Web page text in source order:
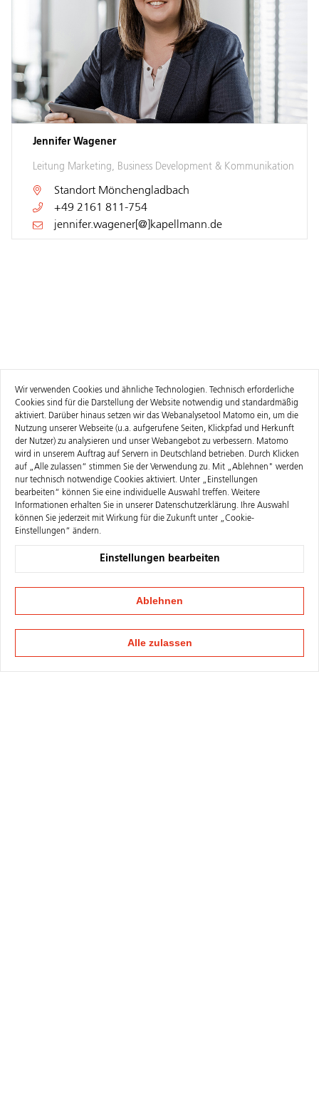
Jennifer Wagener
Leitung Marketing, Business Development & Kommunikation
Standort Mönchengladbach
+49 2161 811-754
jennifer.wagener[@]kapellmann.de
Wir verwenden Cookies und ähnliche Technologien. Technisch erforderliche
Cookies sind für die Darstellung der Website notwendig und standardmäßig
aktiviert. Darüber hinaus setzen wir das Webanalysetool Matomo ein, um die
Nutzung unserer Webseite (u.a. aufgerufene Seiten, Klickpfad und Herkunft
der Nutzer) zu analysieren und unser Webangebot zu verbessern. Matomo
wird in unserem Auftrag auf Servern in Deutschland betrieben. Durch Klicken
auf „Alle zulassen“ stimmen Sie der Verwendung zu. Mit „Ablehnen" werden
nur technisch notwendige Cookies aktiviert. Unter „Einstellungen
bearbeiten“ können Sie eine individuelle Auswahl treffen. Weitere
Informationen erhalten Sie in unserer Datenschutzerklärung. Ihre Auswahl
können Sie jederzeit mit Wirkung für die Zukunft unter „Cookie-
Einstellungen“ ändern.
Einstellungen bearbeiten
Ablehnen
Alle zulassen